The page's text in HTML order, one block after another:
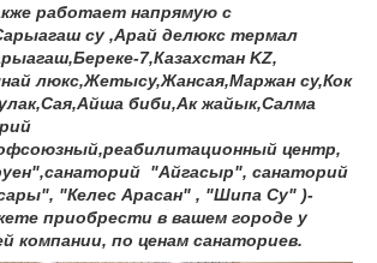
работает напрямую с
су ,Арай делюкс термал
7,Казахстан KZ,
люкс,Жетысу,Жансая,Маржан су,Кок
биби,Ак жайык,Салма
центр,
"Айгасыр", санаторий
"Келес Арасан" , "Шипа Су" )-
приобрести в вашем городе у
компании, по ценам санаториев.